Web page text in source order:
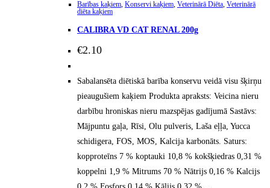
Barības kaķiem, Konservi kaķiem, Veterinārā Diēta, Veterinārā
diēta kaķiem
CALIBRA VD CAT RENAL 200g
€2.10
Sabalansēta diētiskā barība konservu veidā visu šķirņu
pieaugušiem kaķiem Produkta apraksts: Veicina nieru
darbību hroniskas nieru mazspējas gadījumā Sastāvs:
Mājpuntu gaļa, Rīsi, Olu pulveris, Laša eļļa, Yucca
schidigera, FOS, MOS, Kalcija karbonāts. Saturs:
kopproteīns 7 % koptauki 10,8 % kokšķiedras 0,31 %
koppelni 1,9 % Mitrums 70 % Nātrijs 0,16 % Kalcijs